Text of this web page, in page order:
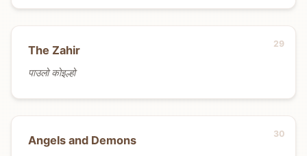
The Zahir
पाउलो कोइल्हो
Angels and Demons